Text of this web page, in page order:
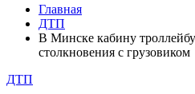
Главная
ДТП
В Минске кабину
столкновения с грузовиком
ДТП